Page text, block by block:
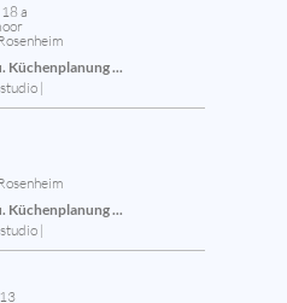
a
Küchenplanung ...
|
Küchenplanung ...
|